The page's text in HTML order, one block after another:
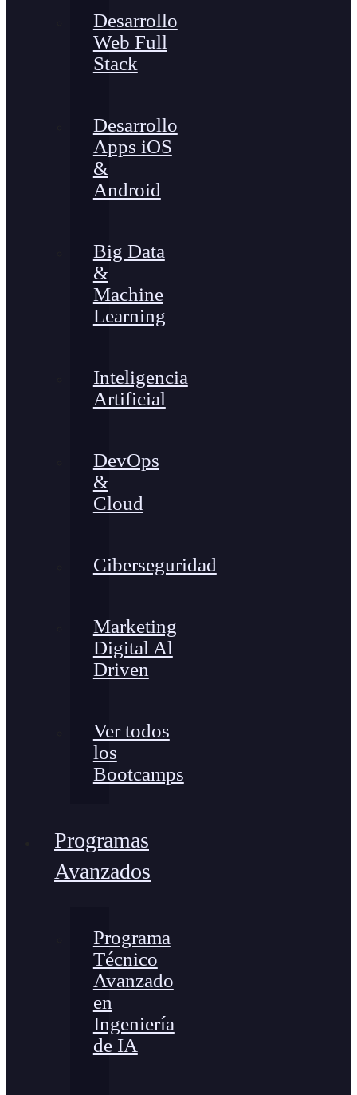
Desarrollo
Web Full
Stack
Desarrollo
Apps iOS
&
Android
Big Data
&
Machine
Learning
Inteligencia
Artificial
DevOps
&
Cloud
Ciberseguridad
Marketing
Digital Al
Driven
Ver todos
los
Bootcamps
Programas
Avanzados
Programa
Técnico
Avanzado
en
Ingeniería
de IA